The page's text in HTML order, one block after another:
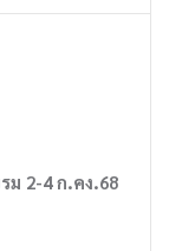
ม 2-4 ก.คง.68